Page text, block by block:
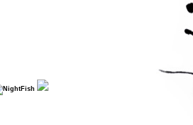
NightFish